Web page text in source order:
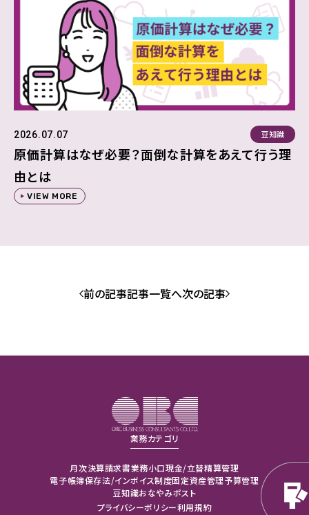
2026.07.07 豆知識
原価計算はなぜ必要？面倒な計算をあえて行う理
由とは
VIEW MORE
前の記事記事一覧へ次の記事
業務カテゴリ
月次決算請求書業務小口現金/立替精算管理
電子帳簿保存法/インボイス制度固定資産管理予算管理
豆知識おなやみポスト
プライバシーポリシー利用規約